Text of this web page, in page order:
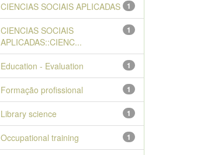
1
CIENCIAS SOCIAIS APLICADAS
1
CIENCIAS SOCIAIS
APLICADAS::CIENC...
1
Education - Evaluation
1
Formação profissional
1
Library science
1
Occupational training